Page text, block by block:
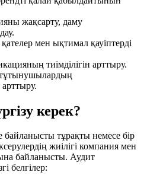
жақсарту, даму
мен ықтимал қауіптерді
тиімділігін арттыру.
керек?
байланысты тұрақты немесе бір
жиілігі компания мен
байланысты. Аудит
белгілер: